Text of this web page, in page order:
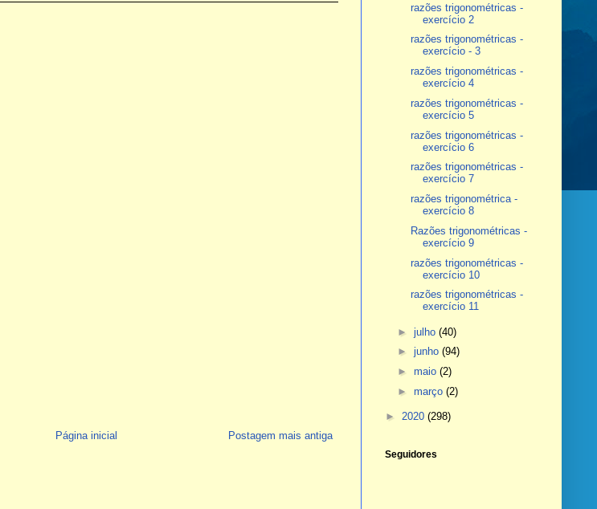
Postagem mais antiga
Página inicial
razões trigonométricas -
exercício 2
razões trigonométricas -
exercício - 3
razões trigonométricas -
exercício 4
razões trigonométricas -
exercício 5
razões trigonométricas -
exercício 6
razões trigonométricas -
exercício 7
razões trigonométrica -
exercício 8
Razões trigonométricas -
exercício 9
razões trigonométricas -
exercício 10
razões trigonométricas -
exercício 11
►julho(40)
►junho(94)
►maio(2)
►março(2)
► 2020 (298)
Seguidores